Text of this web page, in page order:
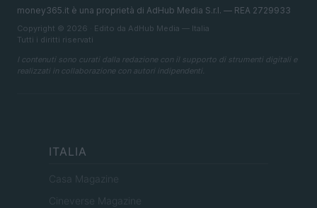
money365.it è una proprietà di AdHub Media S.r.l. — REA 2729933
Copyright © 2026 · Edito da AdHub Media — Italia
Tutti i diritti riservati
I contenuti sono curati dalla redazione con il supporto di strumenti digitali e
realizzati in collaborazione con autori indipendenti.
ITALIA
Casa Magazine
Cineverse Magazine